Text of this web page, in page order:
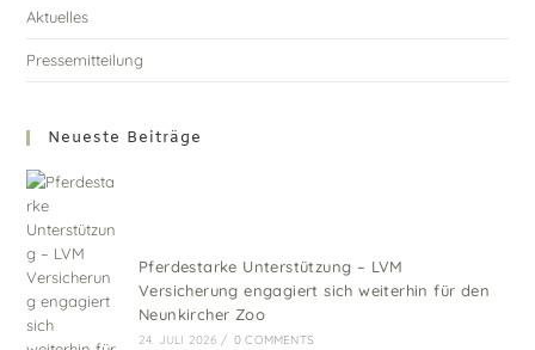
Aktuelles
Pressemitteilung
Neueste Beiträge
Pferdestarke Unterstützung – LVM
Versicherung engagiert sich weiterhin für den
Neunkircher Zoo
24. JULI 2026 / 0 COMMENTS